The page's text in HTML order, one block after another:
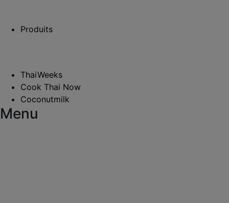
Produits
ThaiWeeks
Cook Thai Now
Coconutmilk
Menu